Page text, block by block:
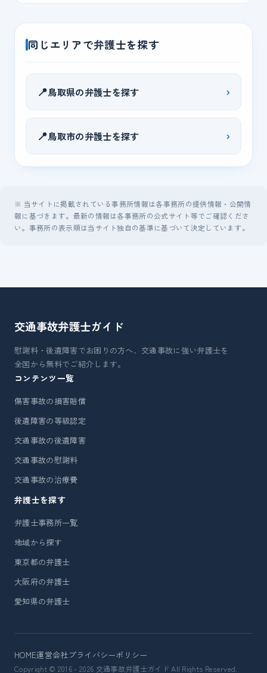
同じエリアで弁護士を探す
📍鳥取県の弁護士を探す ›
📍鳥取市の弁護士を探す ›
※ 当サイトに掲載されている事務所情報は各事務所の提供情報・公開情
報に基づきます。最新の情報は各事務所の公式サイト等でご確認くださ
い。事務所の表示順は当サイト独自の基準に基づいて決定しています。
交通事故弁護士ガイド
慰謝料・後遺障害でお困りの方へ、交通事故に強い弁護士を
全国から無料でご紹介します。
コンテンツ一覧
傷害事故の損害賠償
後遺障害の等級認定
交通事故の後遺障害
交通事故の慰謝料
交通事故の治療費
弁護士を探す
弁護士事務所一覧
地域から探す
東京都の弁護士
大阪府の弁護士
愛知県の弁護士
HOME運営会社プライバシーポリシー
Copyright © 2016 - 2026 交通事故弁護士ガイド All Rights Reserved.